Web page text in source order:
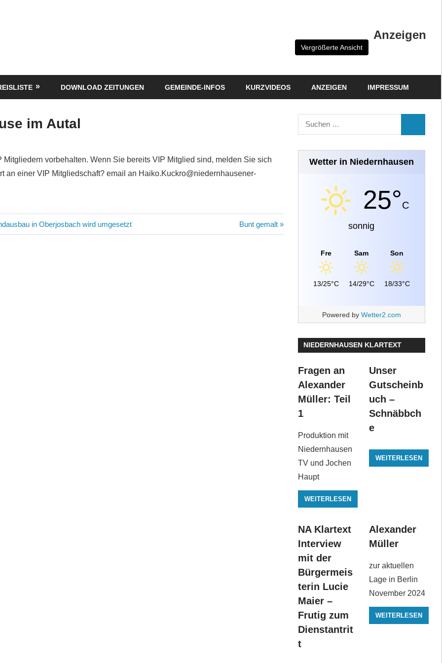
Anzeigen
Vergrößerte Ansicht
DOWNLOAD ZEITUNGEN GEMEINDE-INFOS KURZVIDEOS ANZEIGEN IMPRESSUM
im Autal
Mitgliedern vorbehalten. Wenn Sie bereits VIP Mitglied sind, melden Sie sich
an einer VIP Mitgliedschaft? email an Haiko.Kuckro@niedernhausener-
in Oberjosbach wird umgesetzt
Nächster
Beitrag:
Bunt gemalt
Suchen
nach:
Wetter in Niedernhausen
25°C
sonnig
Fre
13/25°C
Sam
14/29°C
Son
18/33°C
Powered by Wetter2.com
NIEDERNHAUSEN KLARTEXT
Fragen an
Alexander
Müller: Teil
1
Produktion mit
Niedernhausen
TV und Jochen
Haupt
WEITERLESEN
Unser
Gutscheinb
uch –
Schnäbbch
e
WEITERLESEN
NA Klartext
Interview
mit der
Bürgermeis
terin Lucie
Maier –
Frutig zum
Dienstantrit
t
Alexander
Müller
zur aktuellen
Lage in Berlin
November 2024
WEITERLESEN